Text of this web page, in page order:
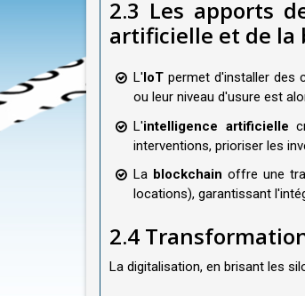
2.3 Les apports
artificielle et de la
L' IoT permet d'installer des
ou leur niveau d'usure est
L'intelligence artificielle
interventions, prioriser les
La blockchain offre une
locations), garantissant
2.4
La digitalisation, en brisant les